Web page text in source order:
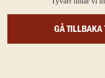
GÅ TILLBAKA